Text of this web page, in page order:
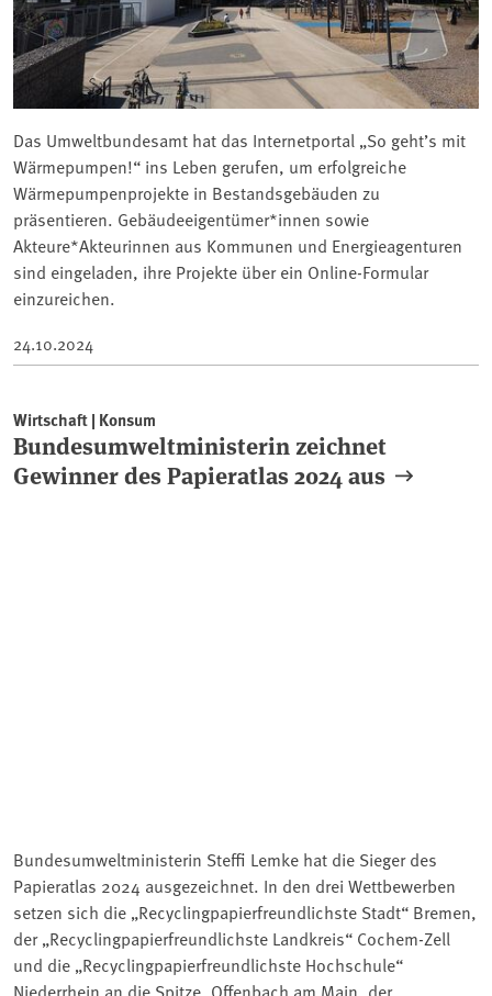
Das Umweltbundesamt hat das Internetportal „So geht’s mit
Wärmepumpen!“ ins Leben gerufen, um erfolgreiche
Wärmepumpenprojekte in Bestandsgebäuden zu
präsentieren. Gebäudeeigentümer*innen sowie
Akteure*Akteurinnen aus Kommunen und Energieagenturen
sind eingeladen, ihre Projekte über ein Online-Formular
einzureichen.
24.10.2024
Wirtschaft | Konsum
Bundesumweltministerin zeichnet
Gewinner des Papieratlas 2024 aus
Bundesumweltministerin Steffi Lemke hat die Sieger des
Papieratlas 2024 ausgezeichnet. In den drei Wettbewerben
setzen sich die „Recyclingpapierfreundlichste Stadt“ Bremen,
der „Recyclingpapierfreundlichste Landkreis“ Cochem-Zell
und die „Recyclingpapierfreundlichste Hochschule“
Niederrhein an die Spitze. Offenbach am Main, der